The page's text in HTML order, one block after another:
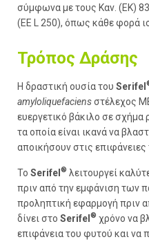
σύμφωνα με τους Καν. (ΕΚ)
(EE L 250), όπως κάθε φορά
Τρόπος Δράσης
Η δραστική ουσία του Serifel
amyloliquefaciensστέλεχος
ευεργετικό βάκιλο σε σχήμα
τα οποία είναι ικανά να
αποικήσουν στις
Το Serifel ® λειτουργεί
πριν από την εμφάνιση των
προληπτική εφαρμογή πριν
δίνει στο Serifel ® χρόνο να
επιφάνεια του φυτού και να